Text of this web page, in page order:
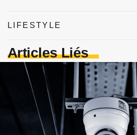
LIFESTYLE
Articles Liés